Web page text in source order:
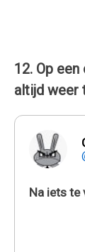
12. Op
altijd weer
Na iets te